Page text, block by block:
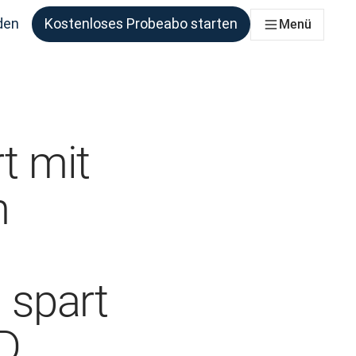
benötigen
Kostenloses Probeabo starten Menü
mit
spart